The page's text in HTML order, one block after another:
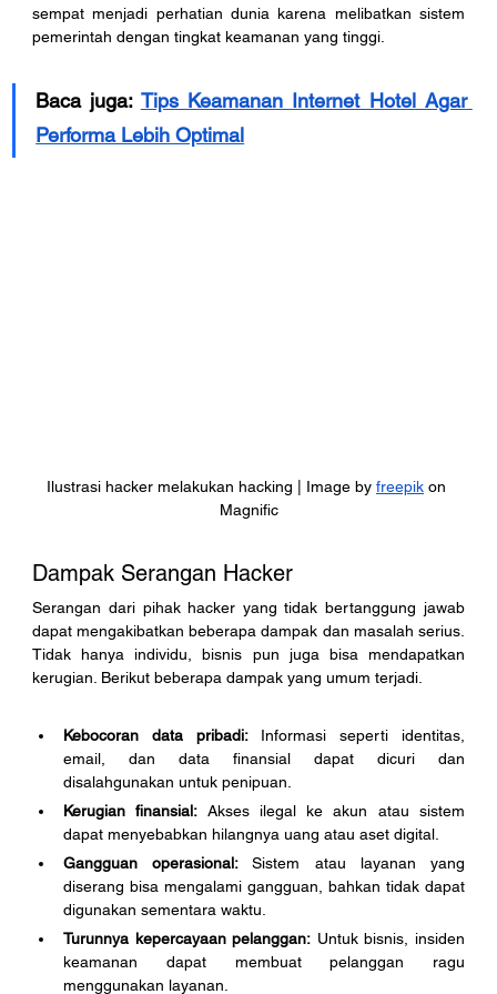
sempat menjadi perhatian dunia karena melibatkan sistem
pemerintah dengan tingkat keamanan yang tinggi.
Baca juga: Tips Keamanan Internet Hotel Agar
Performa Lebih Optimal
Ilustrasi hacker melakukan hacking | Image by freepik on
Magnific
Dampak Serangan Hacker
Serangan dari pihak hacker yang tidak bertanggung jawab
dapat mengakibatkan beberapa dampak dan masalah serius.
Tidak hanya individu, bisnis pun juga bisa mendapatkan
kerugian. Berikut beberapa dampak yang umum terjadi.
Kebocoran data pribadi: Informasi seperti identitas,
email, dan data finansial dapat dicuri dan
disalahgunakan untuk penipuan.
Kerugian finansial: Akses ilegal ke akun atau sistem
dapat menyebabkan hilangnya uang atau aset digital.
Gangguan operasional: Sistem atau layanan yang
diserang bisa mengalami gangguan, bahkan tidak dapat
digunakan sementara waktu.
Turunnya kepercayaan pelanggan: Untuk bisnis, insiden
keamanan dapat membuat pelanggan ragu
menggunakan layanan.